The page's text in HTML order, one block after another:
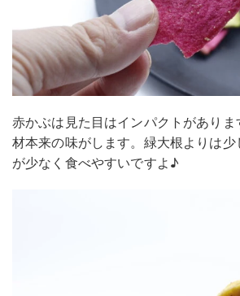
赤かぶは見た目はインパクトがあり
材本来の味がします。緑大根よりは
が少なく食べやすいですよ♪